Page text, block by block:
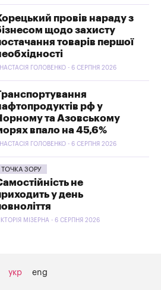
провів нараду з
щодо захисту
товарів першої
ГОЛОВЕНКО - 6 СЕРПНЯ 2026
рф у
та Азовському
впало на 45,6%
ГОЛОВЕНКО - 6 СЕРПНЯ 2026
ТОЧКА ЗОРУ
не
у день
МІЗЕРНА - 6 СЕРПНЯ 2026
укр eng